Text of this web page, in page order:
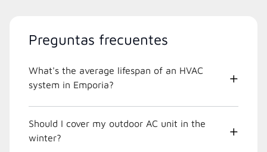
Preguntas frecuentes
What's the average lifespan of an HVAC
system in Emporia?
Should I cover my outdoor AC unit in the
winter?